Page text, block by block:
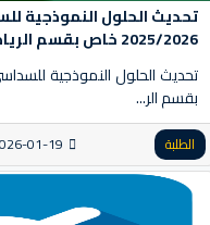
تحديث الحلول النموذجية
2025/2026 خاص بقسم الرياصيات
بقسم الر...
الطلبة 01-19